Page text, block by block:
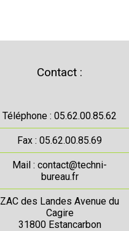
Contact :
Téléphone : 05.62.00.85.62
Fax : 05.62.00.85.69
Mail : contact@techni-
bureau.fr
ZAC des Landes Avenue du
Cagire
31800 Estancarbon